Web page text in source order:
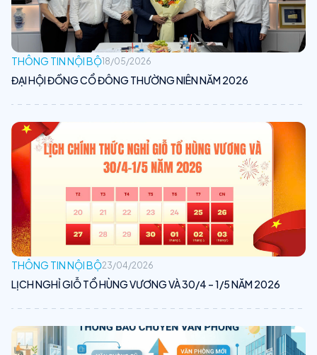
THÔNG TIN NỘI BỘ18/05/2026
ĐẠI HỘI ĐỒNG CỔ ĐÔNG THƯỜNG NIÊN NĂM 2026
THÔNG TIN NỘI BỘ23/04/2026
LỊCH NGHỈ GIỖ TỔ HÙNG VƯƠNG VÀ 30/4 – 1/5 NĂM 2026